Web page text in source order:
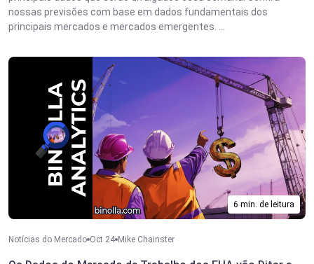
nossas previsões com base em dados fundamentais dos
principais mercados e mercados emergentes. ...
6 min. de leitura
Notícias do Mercado Oct 24 Mike Chainster